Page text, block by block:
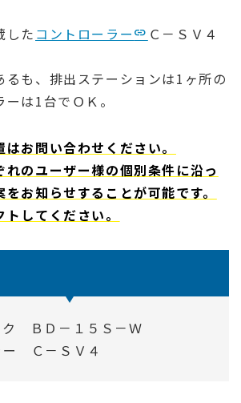
した コントローラー
Ｃ－ＳＶ４
るも、排出ステーションは1ヶ所の
は1台でＯＫ。
お問い合わせください。
れのユーザー様の個別条件に沿っ
お知らせすることが可能です。
してください。
ク ＢＤ－１５Ｓ－Ｗ
ー Ｃ－ＳＶ４